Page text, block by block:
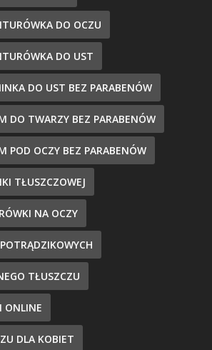
DO OCZU
DO UST
DO UST BEZ PARABENÓW
DO TWARZY BEZ PARABENÓW
POD OCZY BEZ PARABENÓW
TŁUSZCZOWEJ
NA OCZY
TŁUSZCZU
ONLINE
DLA KOBIET